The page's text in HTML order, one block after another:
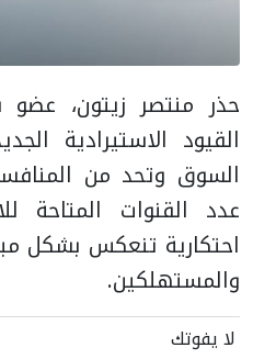
حذر منتصر زيتون،
القيود الاستيرادية
السوق وتحد من
عدد القنوات المتاحة
احتكارية تنعكس بشكل
والمستهلكين.
لا يفوتك